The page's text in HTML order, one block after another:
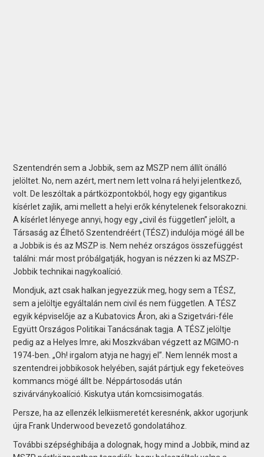
Szentendrén sem a Jobbik, sem az MSZP nem állít önálló
jelöltet. No, nem azért, mert nem lett volna rá helyi jelentkező,
volt. De leszóltak a pártközpontokból, hogy egy gigantikus
kísérlet zajlik, ami mellett a helyi erők kénytelenek felsorakozni.
A kísérlet lényege annyi, hogy egy „civil és független” jelölt, a
Társaság az Élhető Szentendréért (TÉSZ) indulója mögé áll be
a Jobbik is és az MSZP is. Nem nehéz országos összefüggést
találni: már most próbálgatják, hogyan is nézzen ki az MSZP-
Jobbik technikai nagykoalíció.
Mondjuk, azt csak halkan jegyezzük meg, hogy sem a TÉSZ,
sem a jelöltje egyáltalán nem civil és nem független. A TÉSZ
egyik képviselője az a Kubatovics Áron, aki a Szigetvári-féle
Együtt Országos Politikai Tanácsának tagja. A TÉSZ jelöltje
pedig az a Helyes Imre, aki Moszkvában végzett az MGIMO-n
1974-ben. „Oh! irgalom atyja ne hagyj el”. Nem lennék most a
szentendrei jobbikosok helyében, saját pártjuk egy feketeöves
kommancs mögé állt be. Néppártosodás után
szivárványkoalíció. Kiskutya után komcsisimogatás.
Persze, ha az ellenzék lelkiismeretét keresnénk, akkor ugorjunk
újra Frank Underwood bevezető gondolatához.
További szépséghibája a dolognak, hogy mind a Jobbik, mind az